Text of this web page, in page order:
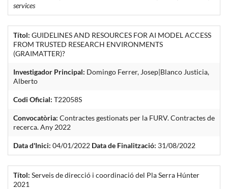
services
Títol: GUIDELINES AND RESOURCES FOR AI MODEL ACCESS
FROM TRUSTED RESEARCH ENVIRONMENTS
(GRAIMATTER)?
Investigador Principal: Domingo Ferrer, Josep|Blanco Justicia,
Alberto
Codi Oficial: T22058S
Convocatòria: Contractes gestionats per la FURV. Contractes de
recerca. Any 2022
Data d'Inici: 04/01/2022 Data de Finalització: 31/08/2022
Títol: Serveis de direcció i coordinació del Pla Serra Húnter
2021